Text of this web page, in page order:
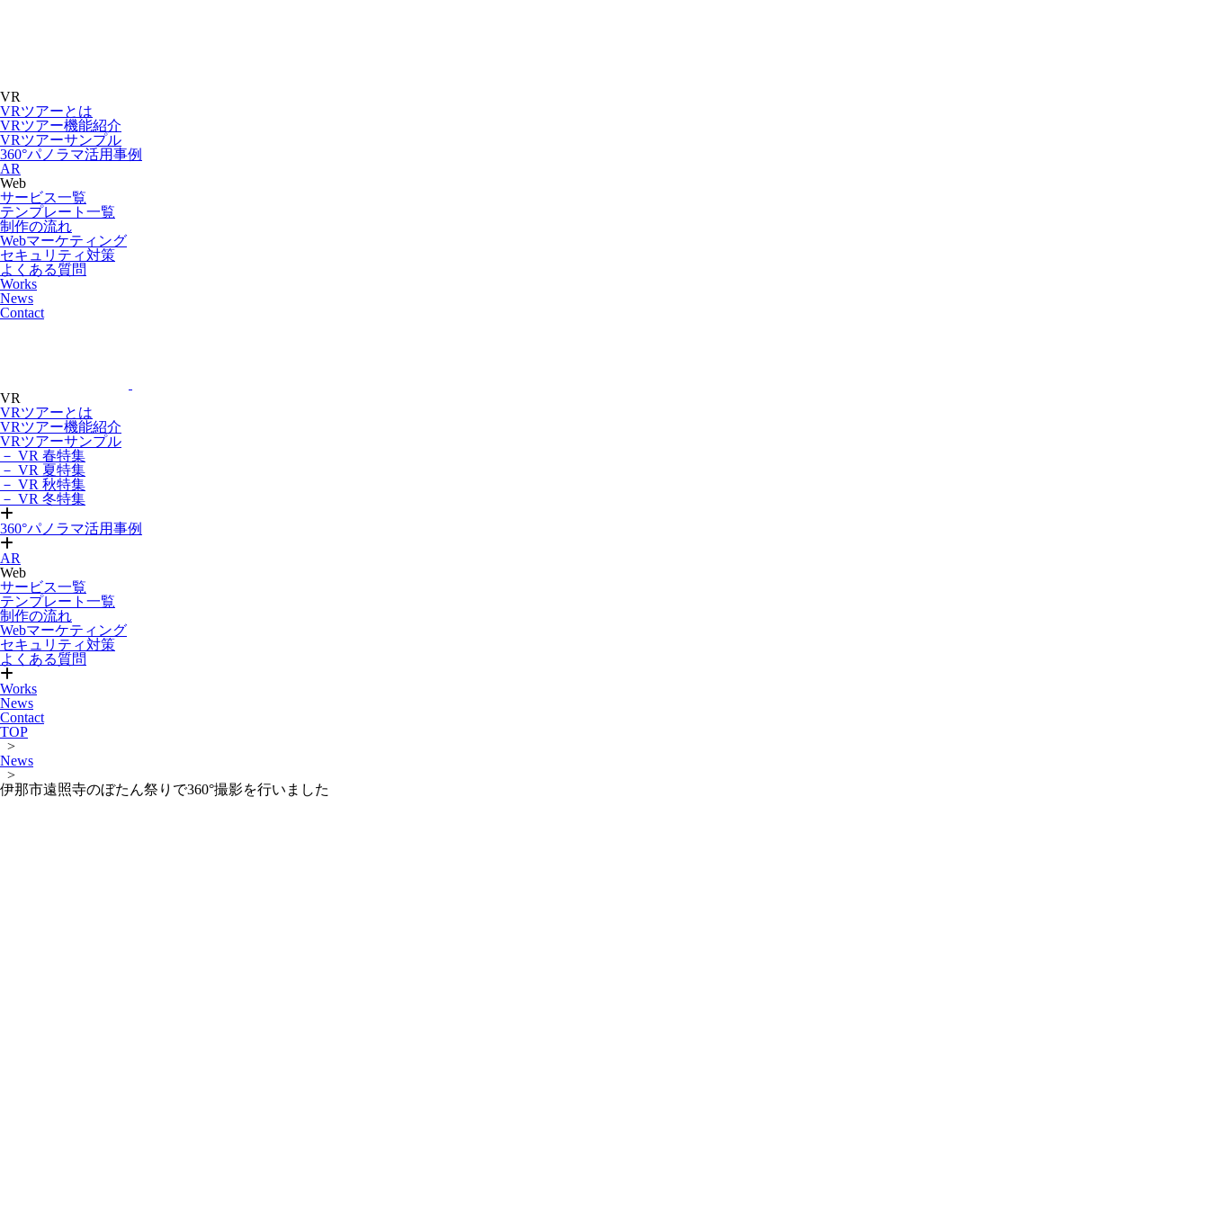
VR
VRツアーとは
VRツアー機能紹介
VRツアーサンプル
360°パノラマ活用事例
AR
Web
サービス一覧
テンプレート一覧
制作の流れ
Webマーケティング
セキュリティ対策
よくある質問
Works
News
Contact
VR
VRツアーとは
VRツアー機能紹介
VRツアーサンプル
－ VR 春特集
－ VR 夏特集
－ VR 秋特集
－ VR 冬特集
360°パノラマ活用事例
AR
Web
サービス一覧
テンプレート一覧
制作の流れ
Webマーケティング
セキュリティ対策
よくある質問
Works
News
Contact
TOP
>
News
>
伊那市遠照寺のぼたん祭りで360°撮影を行いました